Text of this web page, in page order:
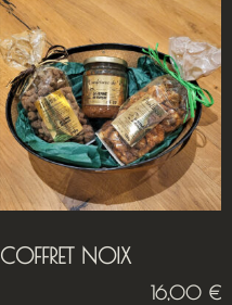
COFFRET NOIX
16,00 €